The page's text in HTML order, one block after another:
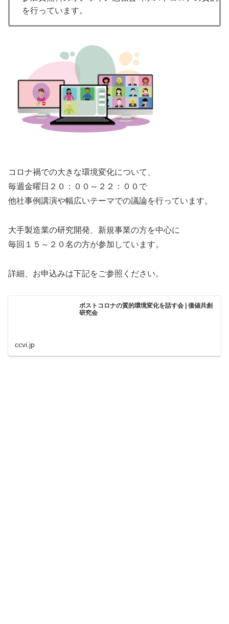
を行っています。
コロナ禍での大きな環境変化について、
毎週金曜日２０：００～２２：００で
他社事例講演や幅広いテーマでの議論を行っています。
大手製造業の研究開発、新規事業の方を中心に
毎回１５～２０名の方が参加しています。
詳細、お申込みは下記をご参照ください。
ポストコロナの質的環境変化を話す会 | 価値共創
研究会
ccvi.jp